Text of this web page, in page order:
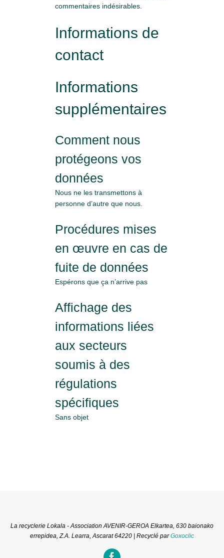
commentaires indésirables.
Informations de
contact
Informations
supplémentaires
Comment nous
protégeons vos
données
Nous ne les transmettons à
personne d’autre que nous.
Procédures mises
en œuvre en cas de
fuite de données
Espérons que ça n’arrive pas
Affichage des
informations liées
aux secteurs
soumis à des
régulations
spécifiques
Sans objet
La recyclerie Lokala - Association AVENIR-GEROA Elkartea, 630 baionako
errepidea, Z.A. Learra, Ascarat 64220 | Recyclé parGoxoclic